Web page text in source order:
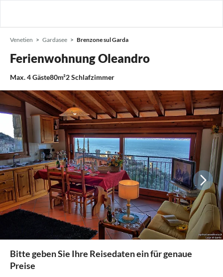
Venetien Gardasee Brenzone sul Garda
Ferienwohnung Oleandro
Max.4Gäste80m²2Schlafzimmer
Bitte geben Sie Ihre Reisedaten ein für genaue
Preise